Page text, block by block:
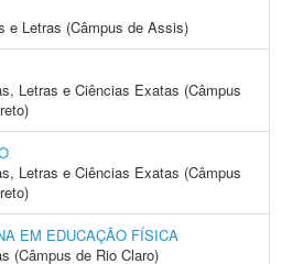
e Letras (Câmpus de Assis)
Letras e Ciências Exatas (Câmpus
Letras e Ciências Exatas (Câmpus
EM EDUCAÇÃO FÍSICA
(Câmpus de Rio Claro)